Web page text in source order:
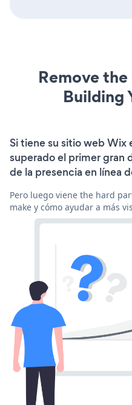
Remove
Building
Si tiene su sitio web Wix
superado el primer gran
de la presencia en línea
Pero luego viene the hard
make y cómo ayudar a más